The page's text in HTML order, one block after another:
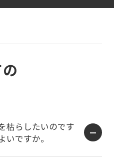
枯らしたいのです
いですか。